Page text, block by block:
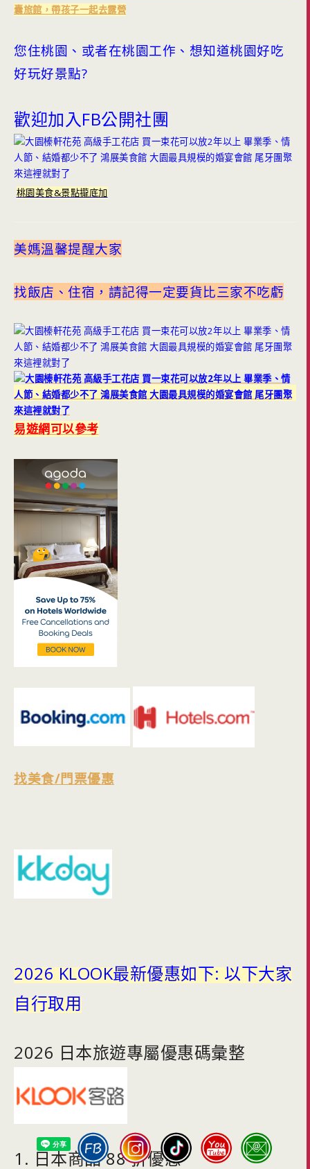
囊旅館，帶孩子一起去露營
您住桃園、或者在桃園工作、想知道桃園好吃
好玩好景點?
歡迎加入FB公開社團
桃園美食&景點攏底加
美媽溫馨提醒大家
找飯店、住宿，請記得一定要貨比三家不吃虧
易遊網可以參考
找美食/門票優惠
2026 KLOOK最新優惠如下: 以下大家
自行取用
2026 日本旅遊專屬優惠碼彙整
1. 日本商品 88 折優惠